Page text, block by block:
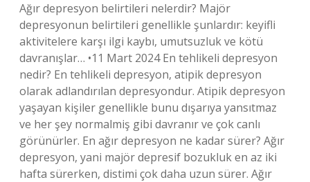
Ağır depresyon belirtileri nelerdir? Majör
depresyonun belirtileri genellikle şunlardır: keyifli
aktivitelere karşı ilgi kaybı, umutsuzluk ve kötü
davranışlar… •11 Mart 2024 En tehlikeli depresyon
nedir? En tehlikeli depresyon, atipik depresyon
olarak adlandırılan depresyondur. Atipik depresyon
yaşayan kişiler genellikle bunu dışarıya yansıtmaz
ve her şey normalmiş gibi davranır ve çok canlı
görünürler. En ağır depresyon ne kadar sürer? Ağır
depresyon, yani majör depresif bozukluk en az iki
hafta sürerken, distimi çok daha uzun sürer. Ağır